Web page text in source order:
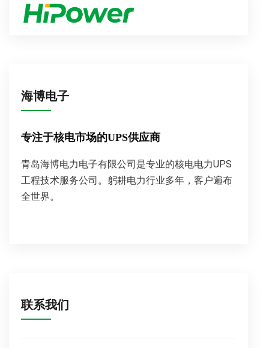
海博电子
专注于核电市场的UPS供应商
青岛海博电力电子有限公司是专业的核电电力UPS
工程技术服务公司。躬耕电力行业多年，客户遍布
全世界。
联系我们